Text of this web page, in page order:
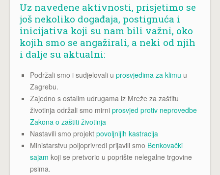
Uz navedene aktivnosti, prisjetimo se
još nekoliko događaja, postignuća i
inicijativa koji su nam bili važni, oko
kojih smo se angažirali, a neki od njih
i dalje su aktualni:
Podržali smo i sudjelovali u prosvjedima za klimu u
Zagrebu.
Zajedno s ostalim udrugama iz Mreže za zaštitu
životinja održali smo mirni prosvjed protiv neprovedbe
Zakona o zaštiti životinja
Nastavili smo projekt povoljnijih kastracija
Ministarstvu poljoprivredi prijavili smo Benkovački
sajam koji se pretvorio u poprište nelegalne trgovine
psima.